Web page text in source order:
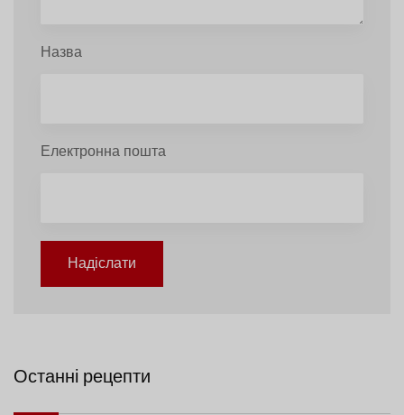
Назва
Електронна пошта
Надіслати
Останні рецепти